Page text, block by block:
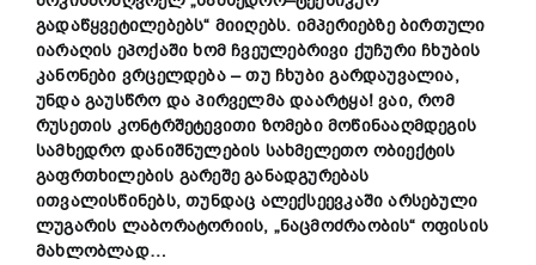
გადაწყვეტილებებს“ მიიღებს. იმპერიებზე ბირთული
იარაღის ეპოქაში ხომ ჩვეულებრივი ქუჩური ჩხუბის
კანონები ვრცელდება–თუ ჩხუბი გარდაუვალია,
უნდა გაუსწრო დაპირველმა დაარტყა!ვაი, რომ
რუსეთის კონტრშეტევითი ზომები მოწინააღმდეგის
სამხედრო დანიშნულების სახმელეთო ობიექტის
გაფრთხილების გარეშე განადგურებას
ითვალისწინებს,თუნდაც ალექსეევკაში არსებული
ლუგარის ლაბორატორიის, „ნაცმოძრაობის“ ოფისის
მახლობლად…